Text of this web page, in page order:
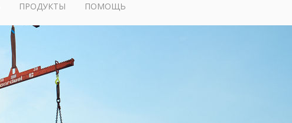
ПРОДУКТЫ ПОМОЩЬ